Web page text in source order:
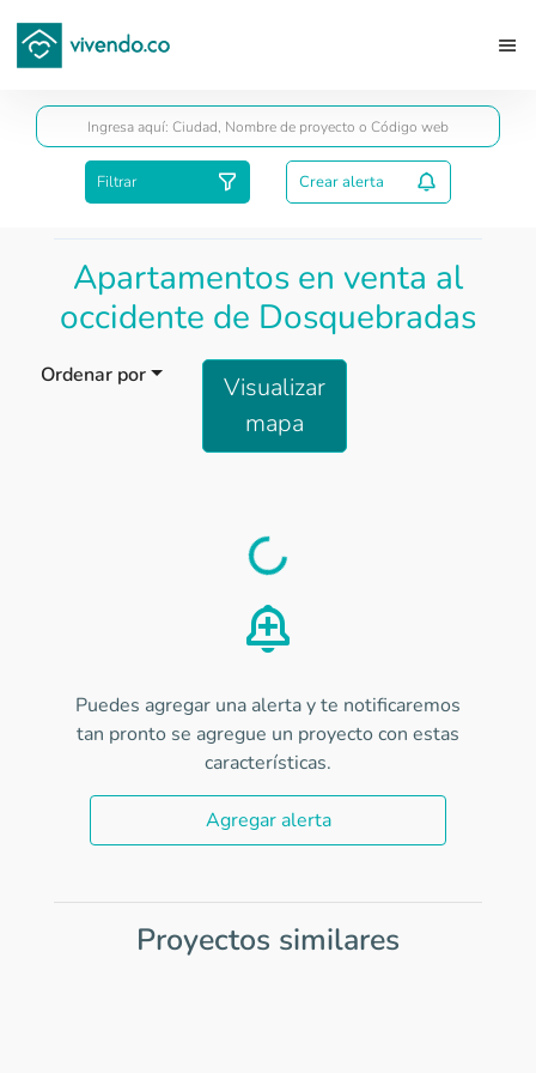
Filtrar Crear alerta
Apartamentos en venta al
occidente de Dosquebradas
Ordenar por
Visualizar
mapa
Load
Puedes agregar una alerta y te notificaremos
tan pronto se agregue un proyecto con estas
características.
Agregar alerta
Proyectos similares
Guardar